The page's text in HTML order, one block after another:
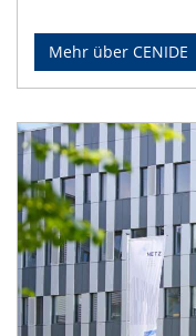
Mehr über CENIDE